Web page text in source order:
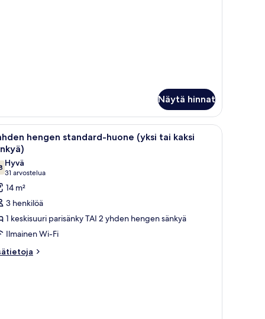
Näytä hinnat
penkki hotellihuoneessa. Hotellihuone, jossa on kaksi sänkyä,
9
hengen standard-huone (yksi tai kaksi
kautta 10
Hyvä
31 arvostelua
(31
arvostelua)
14 m²
3 henkilöä
1 keskisuuri parisänky TAI 2 yhden hengen sänkyä
Ilmainen Wi-Fi